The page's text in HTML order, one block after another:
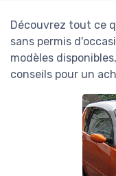
Découvrez tout ce
sans permis
modèles
conseils pour un